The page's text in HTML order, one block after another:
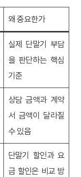
왜 중요한가
실제 단말기 부담
을 판단하는 핵심
기준
상담 금액과 계약
서 금액이 달라질
수 있음
단말기 할인과 요
금 할인은 비교 방